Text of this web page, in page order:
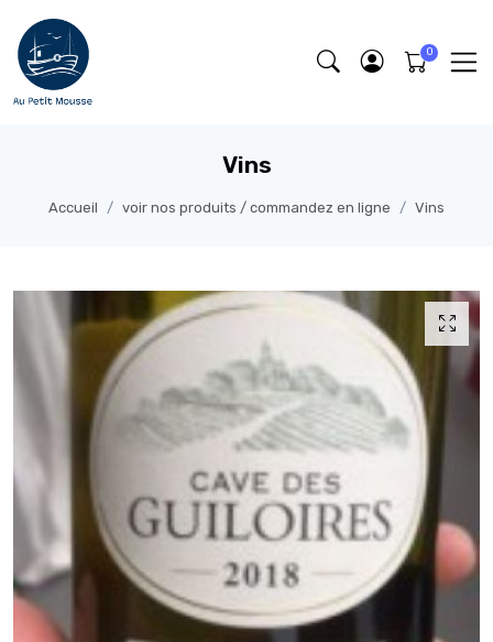
Vins
Accueil voir nos produits / commandez en ligne Vins